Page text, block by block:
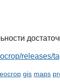
releases/
gis maps